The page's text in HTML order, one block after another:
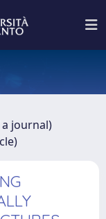
journal)